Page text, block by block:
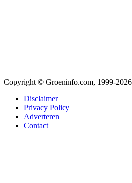
Copyright © Groeninfo.com, 1999-2026
Disclaimer
Privacy Policy
Adverteren
Contact